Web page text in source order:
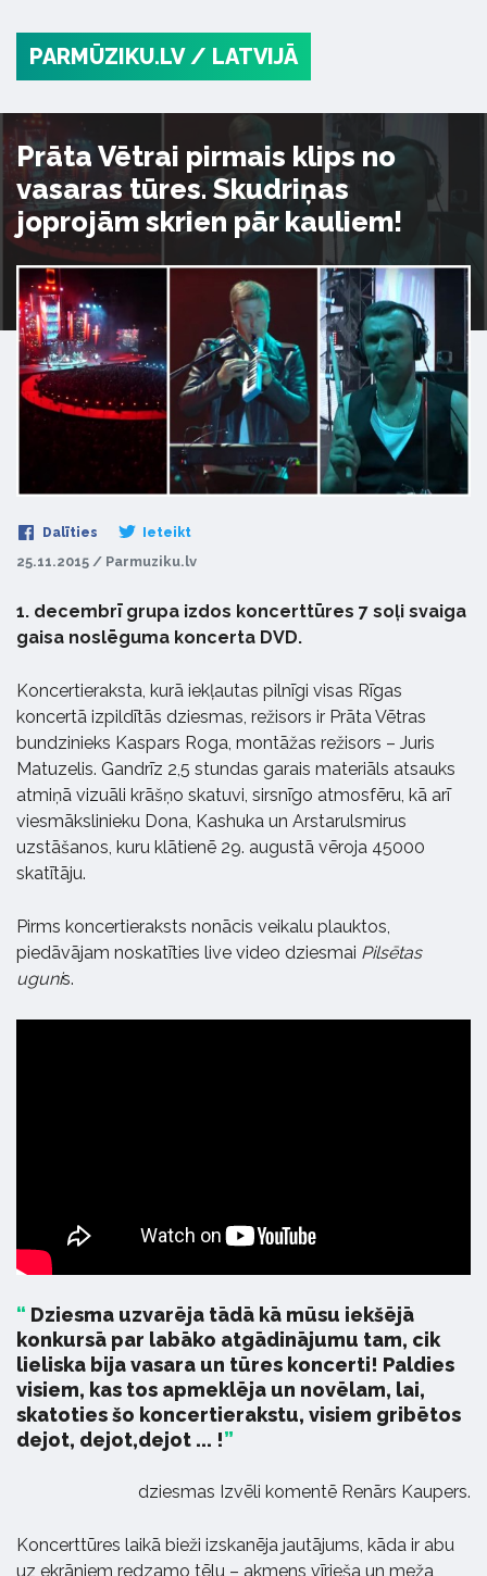
PARMŪZIKU.LV / LATVIJĀ
Prāta Vētrai pirmais klips no
vasaras tūres. Skudriņas
joprojām skrien pār kauliem!
Dalīties Ieteikt
25.11.2015 / Parmuziku.lv
1. decembrī grupa izdos koncerttūres 7 soļi svaiga
gaisa noslēguma koncerta DVD.
Koncertieraksta, kurā iekļautas pilnīgi visas Rīgas
koncertā izpildītās dziesmas, režisors ir Prāta Vētras
bundzinieks Kaspars Roga, montāžas režisors – Juris
Matuzelis. Gandrīz 2,5 stundas garais materiāls atsauks
atmiņā vizuāli krāšņo skatuvi, sirsnīgo atmosfēru, kā arī
viesmākslinieku Dona, Kashuka un Arstarulsmirus
uzstāšanos, kuru klātienē 29. augustā vēroja 45000
skatītāju.
Pirms koncertieraksts nonācis veikalu plauktos,
piedāvājam noskatīties live video dziesmai Pilsētas
ugunis.
Dziesma uzvarēja tādā kā mūsu iekšējā
konkursā par labāko atgādinājumu tam, cik
lieliska bija vasara un tūres koncerti! Paldies
visiem, kas tos apmeklēja un novēlam, lai,
skatoties šo koncertierakstu, visiem gribētos
dejot, dejot,dejot ... !
dziesmas Izvēli komentē Renārs Kaupers.
Koncerttūres laikā bieži izskanēja jautājums, kāda ir abu
uz ekrāniem redzamo tēlu – akmens vīrieša un meža